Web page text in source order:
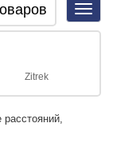
Zitrek